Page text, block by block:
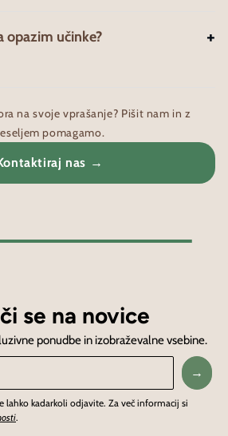
spojin.
saj omogoča učinkovito
opazim učinke? +
na svoje vprašanje? Pišit nam in z
pomagamo.
nas →
se na novice
ponudbe in izobraževalne vsebine.
→
lahko kadarkoli odjavite. Za več informacij si
.